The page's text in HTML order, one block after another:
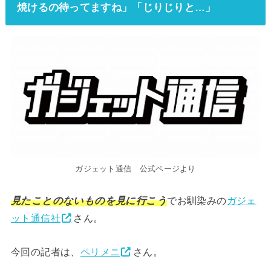
焼けるの待ってますね」「じりじりと…」
ガジェット通信 公式ページより
見たことのないものを見に行こうでお馴染みのガジェ
ット通信社
さん。
今回の記者は、 ペリメニ さん。